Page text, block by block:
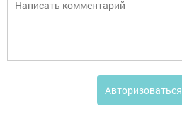
Авторизоваться